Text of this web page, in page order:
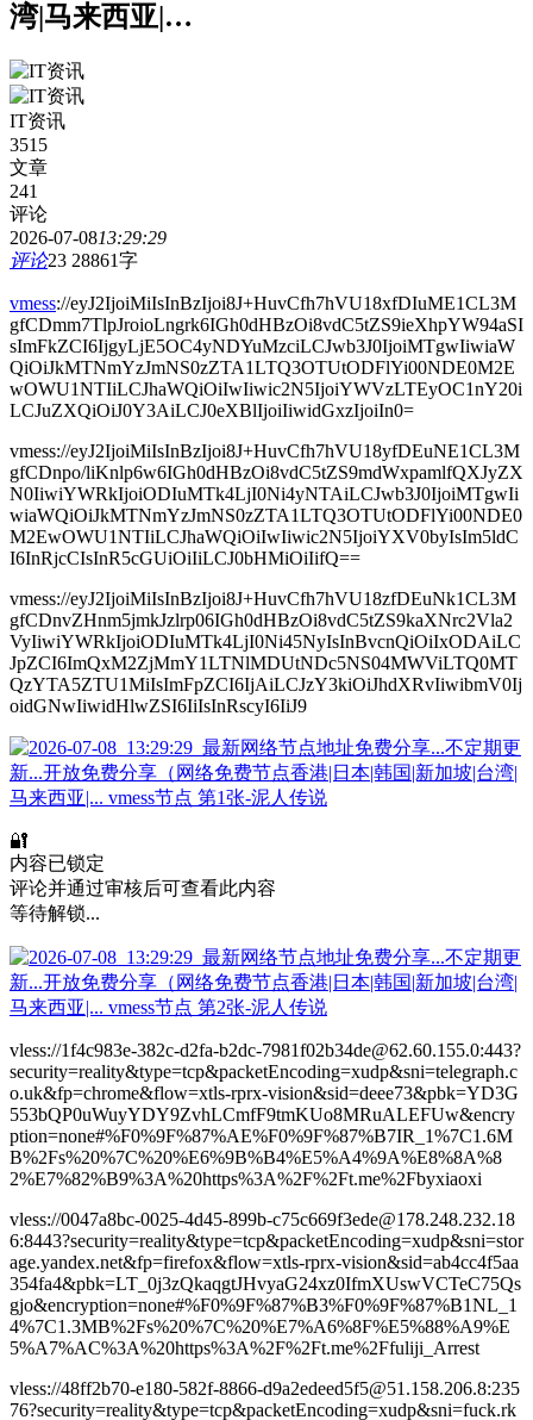
湾|马来西亚|…
IT资讯
3515
文章
241
评论
2026-07-0813:29:29
评论23 28861字
vmess://eyJ2IjoiMiIsInBzIjoi8J+HuvCfh7hVU18xfDIuME1CL3M
gfCDmm7TlpJroioLngrk6IGh0dHBzOi8vdC5tZS9ieXhpYW94aSI
sImFkZCI6IjgyLjE5OC4yNDYuMzciLCJwb3J0IjoiMTgwIiwiaW
QiOiJkMTNmYzJmNS0zZTA1LTQ3OTUtODFlYi00NDE0M2E
wOWU1NTIiLCJhaWQiOiIwIiwic2N5IjoiYWVzLTEyOC1nY20i
LCJuZXQiOiJ0Y3AiLCJ0eXBlIjoiIiwidGxzIjoiIn0=
vmess://eyJ2IjoiMiIsInBzIjoi8J+HuvCfh7hVU18yfDEuNE1CL3M
gfCDnpo/liKnlp6w6IGh0dHBzOi8vdC5tZS9mdWxpamlfQXJyZX
N0IiwiYWRkIjoiODIuMTk4LjI0Ni4yNTAiLCJwb3J0IjoiMTgwIi
wiaWQiOiJkMTNmYzJmNS0zZTA1LTQ3OTUtODFlYi00NDE0
M2EwOWU1NTIiLCJhaWQiOiIwIiwic2N5IjoiYXV0byIsIm5ldC
I6InRjcCIsInR5cGUiOiIiLCJ0bHMiOiIifQ==
vmess://eyJ2IjoiMiIsInBzIjoi8J+HuvCfh7hVU18zfDEuNk1CL3M
gfCDnvZHnm5jmkJzlrp06IGh0dHBzOi8vdC5tZS9kaXNrc2Vla2
VyIiwiYWRkIjoiODIuMTk4LjI0Ni45NyIsInBvcnQiOiIxODAiLC
JpZCI6ImQxM2ZjMmY1LTNlMDUtNDc5NS04MWViLTQ0MT
QzYTA5ZTU1MiIsImFpZCI6IjAiLCJzY3kiOiJhdXRvIiwibmV0Ij
oidGNwIiwidHlwZSI6IiIsInRscyI6IiJ9
🔐
内容已锁定
评论并通过审核后可查看此内容
等待解锁...
vless://1f4c983e-382c-d2fa-b2dc-7981f02b34de@62.60.155.0:443?
security=reality&type=tcp&packetEncoding=xudp&sni=telegraph.c
o.uk&fp=chrome&flow=xtls-rprx-vision&sid=deee73&pbk=YD3G
553bQP0uWuyYDY9ZvhLCmfF9tmKUo8MRuALEFUw&encry
ption=none#%F0%9F%87%AE%F0%9F%87%B7IR_1%7C1.6M
B%2Fs%20%7C%20%E6%9B%B4%E5%A4%9A%E8%8A%8
2%E7%82%B9%3A%20https%3A%2F%2Ft.me%2Fbyxiaoxi
vless://0047a8bc-0025-4d45-899b-c75c669f3ede@178.248.232.18
6:8443?security=reality&type=tcp&packetEncoding=xudp&sni=stor
age.yandex.net&fp=firefox&flow=xtls-rprx-vision&sid=ab4cc4f5aa
354fa4&pbk=LT_0j3zQkaqgtJHvyaG24xz0IfmXUswVCTeC75Qs
gjo&encryption=none#%F0%9F%87%B3%F0%9F%87%B1NL_1
4%7C1.3MB%2Fs%20%7C%20%E7%A6%8F%E5%88%A9%E
5%A7%AC%3A%20https%3A%2F%2Ft.me%2Ffuliji_Arrest
vless://48ff2b70-e180-582f-8866-d9a2edeed5f5@51.158.206.8:235
76?security=reality&type=tcp&packetEncoding=xudp&sni=fuck.rk